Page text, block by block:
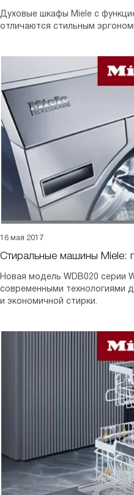
Духовые шкафы Miele с
отличаются стильным
16 мая 2017
Стиральные машины Miele:
Новая модель WDB020 серии
современными технологиями
и экономичной стирки.